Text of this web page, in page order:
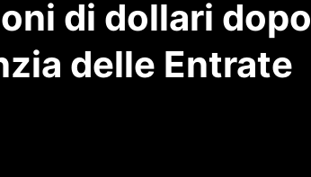
di dollari dopo
delle Entrate